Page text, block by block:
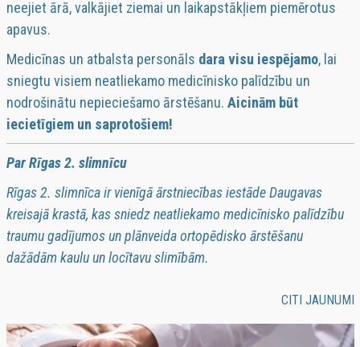
neejiet ārā, valkājiet ziemai un laikapstākļiem piemērotus
apavus.
Medicīnas un atbalsta personāls dara visu iespējamo, lai
sniegtu visiem neatliekamo medicīnisko palīdzību un
nodrošinātu nepieciešamo ārstēšanu. Aicinām būt
iecietīgiem un saprotošiem!
Par Rīgas 2. slimnīcu
Rīgas 2. slimnīca ir vienīgā ārstniecības iestāde Daugavas
kreisajā krastā, kas sniedz neatliekamo medicīnisko palīdzību
traumu gadījumos un plānveida ortopēdisko ārstēšanu
dažādām kaulu un locītavu slimībām.
CITI JAUNUMI